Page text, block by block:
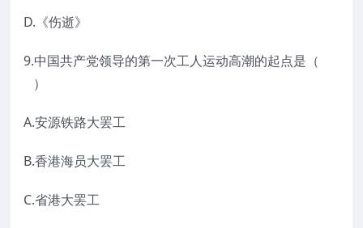
D.《伤逝》
9.中国共产党领导的第一次工人运动高潮的起点是（
）
A.安源铁路大罢工
B.香港海员大罢工
C.省港大罢工